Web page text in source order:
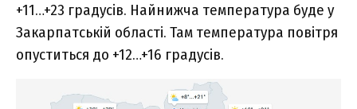
+11…+23 градусів. Найнижча температура буде у
Закарпатській області. Там температура повітря
опуститься до +12…+16 градусів.